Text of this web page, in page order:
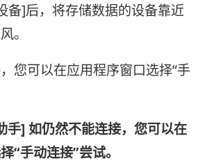
备]后，将存储数据的设备靠近
。
您可以在应用程序窗口选择“手
手] 如仍然不能连接，您可以在
“手动连接”尝试。